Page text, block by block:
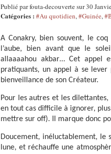
Publié par fouta-decouverte sur 30
Catégories : #Au quotidien,#Guinée,
A Conakry, bien souvent, le
l’aube, bien avant que le
allaaaahou akbar… Cet appel
pratiquants, un appel à se
bienveillance de son Créateur.
Pour les autres et les
en tout cas difficile à ignorer,
mettre sur off). Il marque donc
Doucement, inéluctablement, le
lune, et réchauffe une